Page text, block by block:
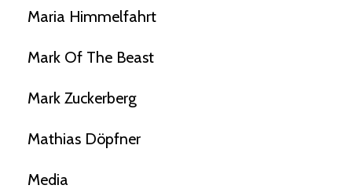
Maria Himmelfahrt
Mark Of The Beast
Mark Zuckerberg
Mathias Döpfner
Media